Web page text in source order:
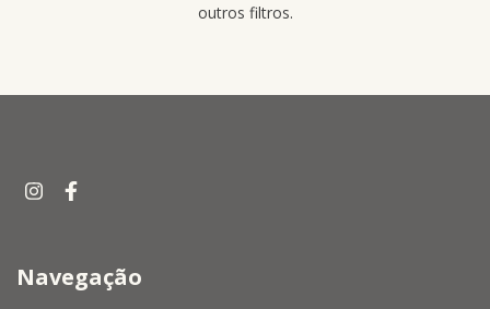
outros filtros.
Navegação